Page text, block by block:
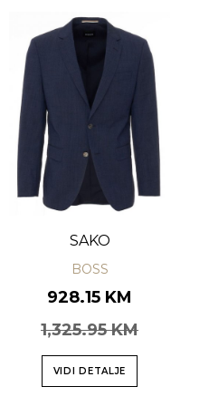
SAKO
BOSS
928.15 KM
1,325.95 KM
VIDI DETALJE